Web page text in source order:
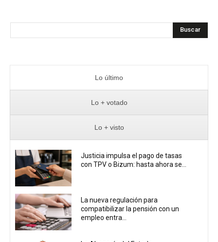
Buscar
Lo último
Lo + votado
Lo + visto
Justicia impulsa el pago de tasas
con TPV o Bizum: hasta ahora se...
La nueva regulación para
compatibilizar la pensión con un
empleo entra...